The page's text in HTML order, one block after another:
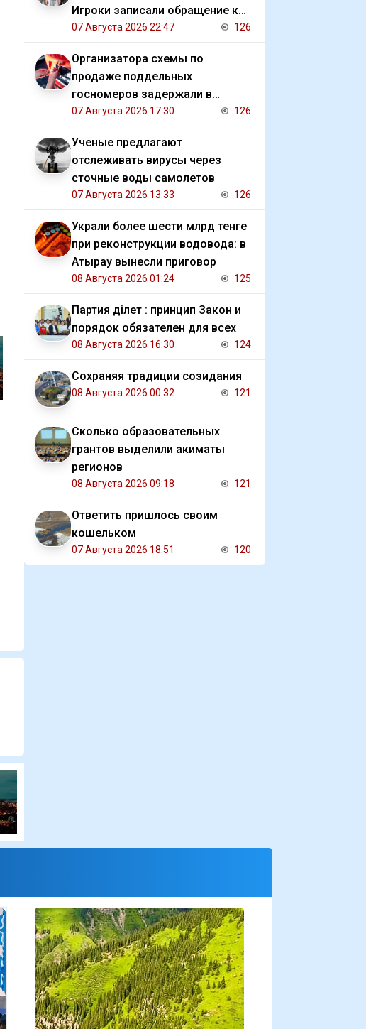
Игроки записали обращение к
президенту
07 Августа 2026 22:47 126
Организатора схемы по
продаже поддельных
госномеров задержали в
Алматы
07 Августа 2026 17:30 126
Ученые предлагают
отслеживать вирусы через
сточные воды самолетов
07 Августа 2026 13:33 126
Украли более шести млрд тенге
при реконструкции водовода: в
Атырау вынесли приговор
08 Августа 2026 01:24 125
Партия Әділет : принцип Закон и
порядок обязателен для всех
08 Августа 2026 16:30 124
Сохраняя традиции созидания
08 Августа 2026 00:32 121
Сколько образовательных
грантов выделили акиматы
регионов
08 Августа 2026 09:18 121
Ответить пришлось своим
кошельком
07 Августа 2026 18:51 120